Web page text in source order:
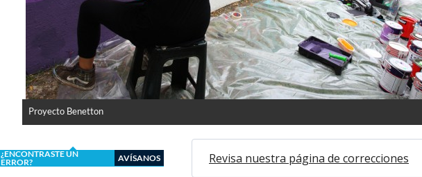
Proyecto Benetton
¿ENCONTRASTE UN
ERROR?
AVÍSANOS Revisa nuestra página de correcciones